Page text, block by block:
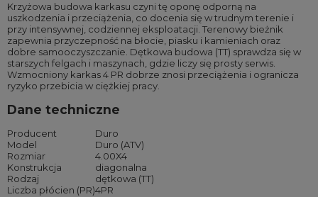
Krzyżowa budowa karkasu czyni tę oponę odporną na
uszkodzenia i przeciążenia, co docenia się w trudnym terenie i
przy intensywnej, codziennej eksploatacji. Terenowy bieżnik
zapewnia przyczepność na błocie, piasku i kamieniach oraz
dobre samooczyszczanie. Dętkowa budowa (TT) sprawdza się w
starszych felgach i maszynach, gdzie liczy się prosty serwis.
Wzmocniony karkas 4 PR dobrze znosi przeciążenia i ogranicza
ryzyko przebicia w ciężkiej pracy.
Dane techniczne
Producent
Duro
Model
Duro (ATV)
Rozmiar
4.00X4
Konstrukcja
diagonalna
Rodzaj
dętkowa (TT)
Liczba płócien (PR)4PR